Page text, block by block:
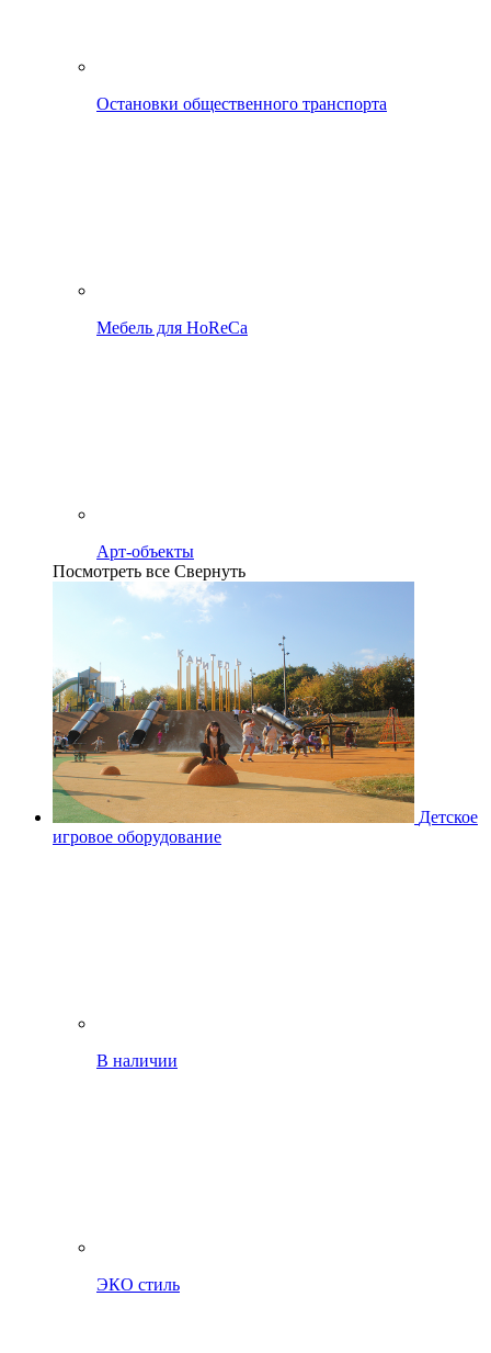
Остановки общественного транспорта
Мебель для HoReCa
Арт-объекты
Посмотреть все Свернуть
Детское
игровое оборудование
В наличии
ЭКО стиль